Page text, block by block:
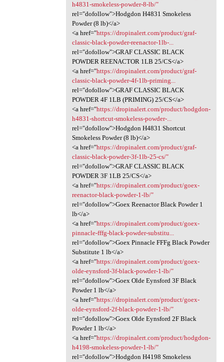
h4831-smokeless-powder-8-lb/"
rel="dofollow">Hodgdon H4831 Smokeless
Powder (8 lb)</a>
<a href="https://dropinalert.com/product/graf-
classic-black-powder-reenactor-1lb-...
rel="dofollow">GRAF CLASSIC BLACK
POWDER REENACTOR 1LB 25/CS</a>
<a href="https://dropinalert.com/product/graf-
classic-black-powder-4f-1lb-priming...
rel="dofollow">GRAF CLASSIC BLACK
POWDER 4F 1LB (PRIMING) 25/CS</a>
<a href="https://dropinalert.com/product/hodgdon-
h4831-shortcut-smokeless-powder-...
rel="dofollow">Hodgdon H4831 Shortcut
Smokeless Powder (8 lb)</a>
<a href="https://dropinalert.com/product/graf-
classic-black-powder-3f-1lb-25-cs/"
rel="dofollow">GRAF CLASSIC BLACK
POWDER 3F 1LB 25/CS</a>
<a href="https://dropinalert.com/product/goex-
reenactor-black-powder-1-lb/"
rel="dofollow">Goex Reenactor Black Powder 1
lb</a>
<a href="https://dropinalert.com/product/goex-
pinnacle-fffg-black-powder-substitu...
rel="dofollow">Goex Pinnacle FFFg Black Powder
Substitute 1 lb</a>
<a href="https://dropinalert.com/product/goex-
olde-eynsford-3f-black-powder-1-lb/"
rel="dofollow">Goex Olde Eynsford 3F Black
Powder 1 lb</a>
<a href="https://dropinalert.com/product/goex-
olde-eynsford-2f-black-powder-1-lb/"
rel="dofollow">Goex Olde Eynsford 2F Black
Powder 1 lb</a>
<a href="https://dropinalert.com/product/hodgdon-
h4198-smokeless-powder-1-lb/"
rel="dofollow">Hodgdon H4198 Smokeless